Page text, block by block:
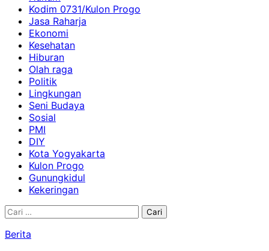
Kodim 0731/Kulon Progo
Jasa Raharja
Ekonomi
Kesehatan
Hiburan
Olah raga
Politik
Lingkungan
Seni Budaya
Sosial
PMI
DIY
Kota Yogyakarta
Kulon Progo
Gunungkidul
Kekeringan
Cari
Berita